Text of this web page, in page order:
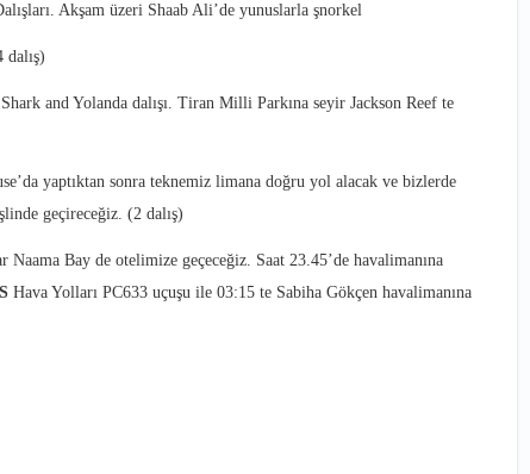
Akşam üzeri Shaab Ali’de yunuslarla şnorkel
dalış)
and Yolanda dalışı. Tiran Milli Parkına seyir Jackson Reef te
yaptıktan sonra teknemiz limana doğru yol alacak ve bizlerde
geçireceğiz. (2 dalış)
Naama Bay de otelimize geçeceğiz. Saat 23.45’de havalimanına
Hava Yolları PC633 uçuşu ile 03:15 te Sabiha Gökçen havalimanına